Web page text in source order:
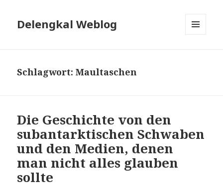
Delengkal Weblog
Schlagwort:Maultaschen
Die Geschichte von den
subantarktischen Schwaben
und den Medien, denen
man nicht alles glauben
sollte